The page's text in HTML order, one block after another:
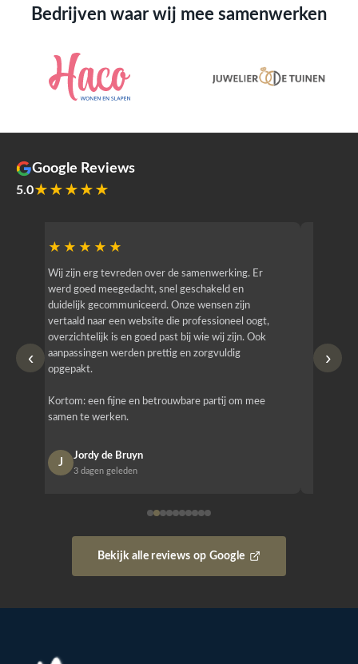
Bedrijven waar wij mee samenwerken
Google Reviews
5.0★★★★★
‹
★★★★★
Wij zijn erg tevreden over de samenwerking. Er
werd goed meegedacht, snel geschakeld en
duidelijk gecommuniceerd. Onze wensen zijn
vertaald naar een website die professioneel oogt,
overzichtelijk is en goed past bij wie wij zijn. Ook
aanpassingen werden prettig en zorgvuldig
opgepakt.
Kortom: een fijne en betrouwbare partij om mee
samen te werken.
J
Jordy de Bruyn
3 dagen geleden
›
Bekijk alle reviews op Google